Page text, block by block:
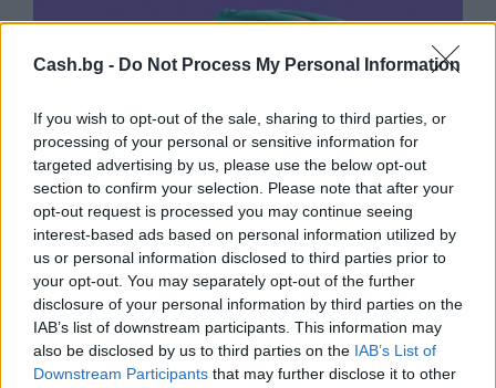
Cash.bg - Do Not Process My Personal Information
If you wish to opt-out of the sale, sharing to third parties, or
processing of your personal or sensitive information for
targeted advertising by us, please use the below opt-out
section to confirm your selection. Please note that after your
opt-out request is processed you may continue seeing
interest-based ads based on personal information utilized by
us or personal information disclosed to third parties prior to
your opt-out. You may separately opt-out of the further
disclosure of your personal information by third parties on the
IAB’s list of downstream participants. This information may
also be disclosed by us to third parties on the IAB’s List of
Downstream Participants that may further disclose it to other
Изкуствен интелект за първи път
създаде нови жизнеспособни вируси